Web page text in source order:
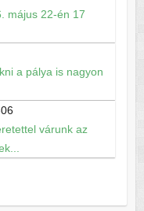
május 22-én 17
a pálya is nagyon
várunk az